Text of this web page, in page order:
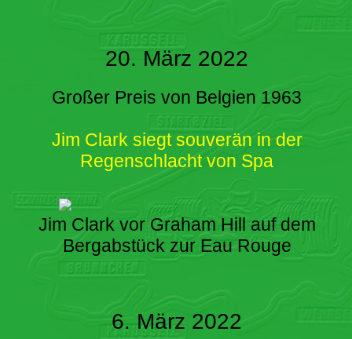
20. März 2022
Großer Preis von Belgien 1963
Jim Clark siegt souverän in der
Regenschlacht von Spa
Jim Clark vor Graham Hill auf dem
Bergabstück zur Eau Rouge
6. März 2022